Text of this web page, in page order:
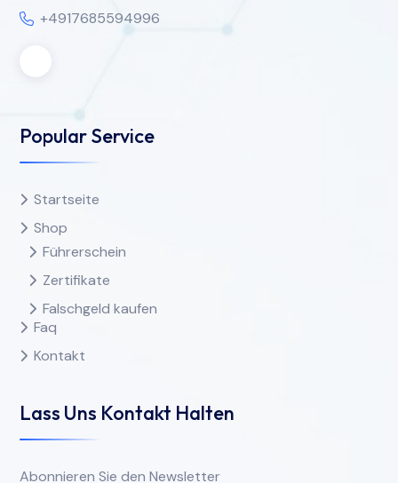
+4917685594996
Popular Service
Startseite
Shop
Führerschein
Zertifikate
Falschgeld kaufen
Faq
Kontakt
Lass Uns Kontakt Halten
Abonnieren Sie den Newsletter